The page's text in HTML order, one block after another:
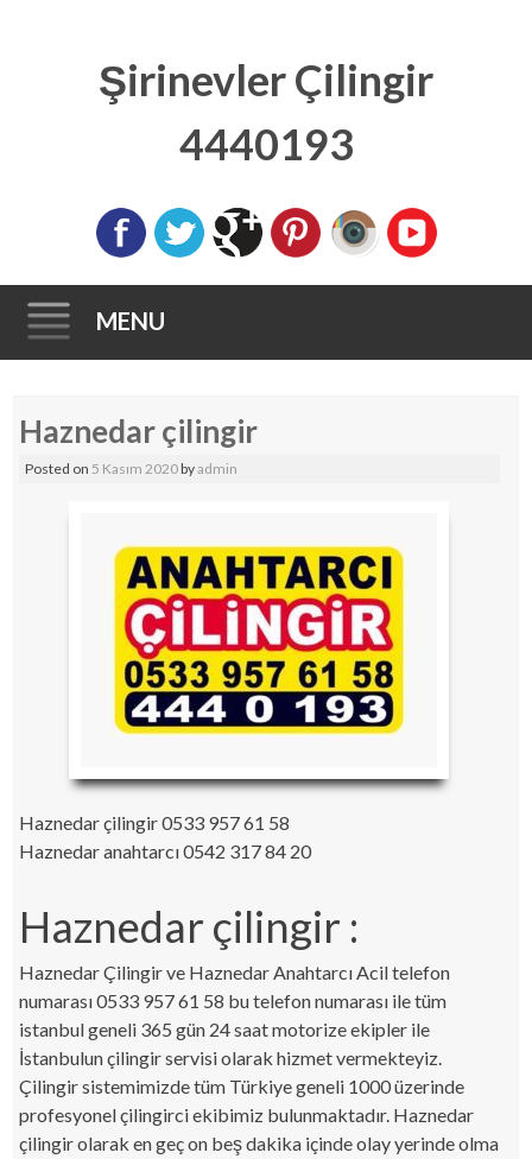
Şirinevler Çilingir
4440193
MENU
Haznedar çilingir
Posted on 5 Kasım 2020byadmin
Haznedar çilingir 0533 957 61 58
Haznedar anahtarcı 0542 317 84 20
Haznedar çilingir :
Haznedar Çilingir ve Haznedar Anahtarcı Acil telefon
numarası 0533 957 61 58 bu telefon numarası ile tüm
istanbul geneli 365 gün 24 saat motorize ekipler ile
İstanbulun çilingir servisi olarak hizmet vermekteyiz.
Çilingir sistemimizde tüm Türkiye geneli 1000 üzerinde
profesyonel çilingirci ekibimiz bulunmaktadır. Haznedar
çilingir olarak en geç on beş dakika içinde olay yerinde olma